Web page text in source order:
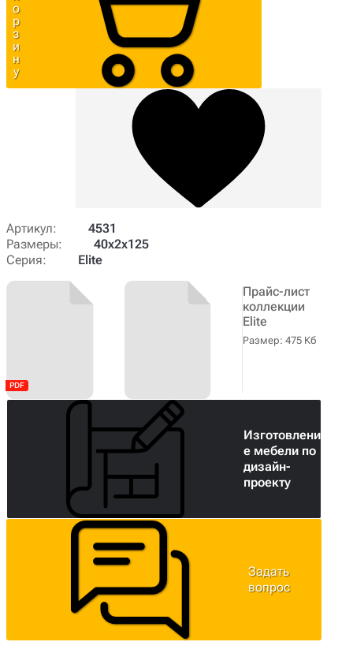
о
р
з
и
н
у
Артикул:
4531
Размеры:
40х2х125
Серия:
Elite
Прайс-лист
коллекции
Elite
Размер: 475 Кб
Изготовлени
е мебели по
дизайн-
проекту
Задать
вопрос